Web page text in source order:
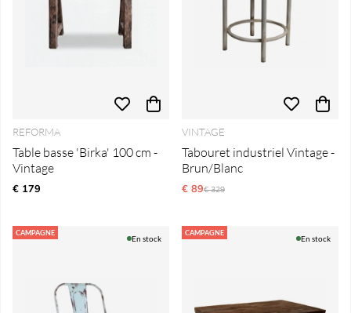
REFORMA
Table basse 'Birka' 100 cm -
Vintage
€ 179
VINTAGE
Tabouret industriel Vintage -
Brun/Blanc
€ 89Prix régulier:
€ 329
CAMPAGNE
En stock
CAMPAGNE
En stock